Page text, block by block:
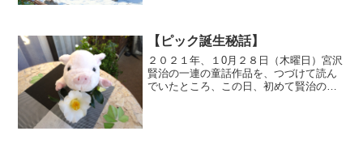
【ピック誕生秘話】
２０２１年、１0月２８日（木曜日）宮沢
賢治の一連の童話作品を、つづけて読ん
でいたところ、この日、初めて賢治の